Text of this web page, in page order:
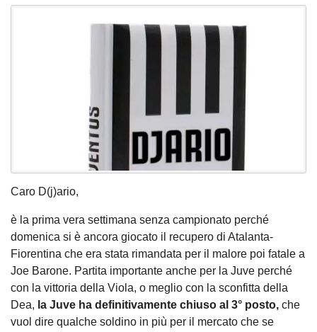
Caro D(j)ario,
è la prima vera settimana senza campionato perché
domenica si è ancora giocato il recupero di Atalanta-
Fiorentina che era stata rimandata per il malore poi fatale a
Joe Barone. Partita importante anche per la Juve perché
con la vittoria della Viola, o meglio con la sconfitta della
Dea, la Juve ha definitivamente chiuso al 3° posto, che
vuol dire qualche soldino in più per il mercato che se